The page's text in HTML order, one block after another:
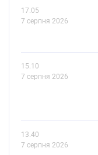
17.05
7 серпня 2026
15.10
7 серпня 2026
13.40
7 серпня 2026